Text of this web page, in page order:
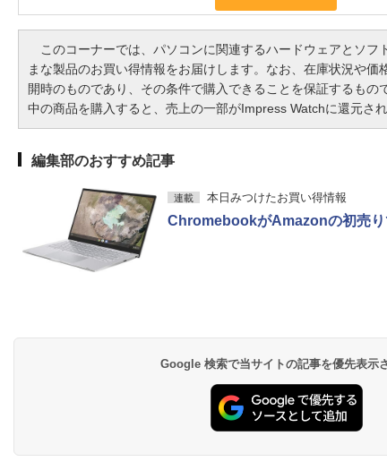
このコーナーでは、パソコンに関連するハードウェアとソフ
まな製品のお買い得情報をお届けします。なお、在庫状況や価
開時のものであり、その条件で購入できることを保証するもの
中の商品を購入すると、売上の一部がImpress Watchに還元さ
編集部のおすすめ記事
連載 本日みつけたお買い得情報
ChromebookがAmazonの初売り
Google 検索で当サイトの記事を優先表示